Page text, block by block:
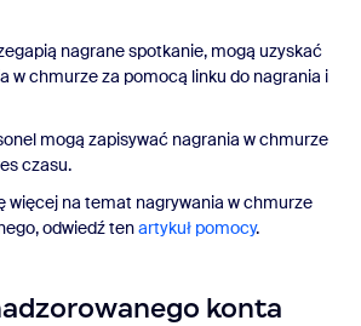
nagrane spotkanie, mogą uzyskać
w chmurze za pomocą linku do nagrania i
mogą zapisywać nagrania w chmurze
czasu.
więcej na temat nagrywania w chmurze
odwiedź tenartykuł pomocy.
konta